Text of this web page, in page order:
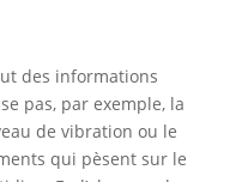
des informations
pas, par exemple, la
de vibration ou le
qui pèsent sur le